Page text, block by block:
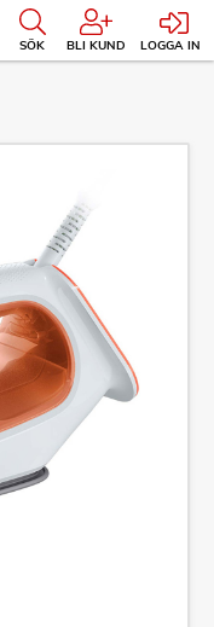
SÖK BLI KUND LOGGA IN